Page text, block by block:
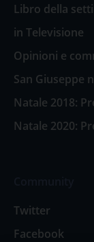
Libro della
in Televisione
Opinioni e
San Giuseppe
Natale 2018:
Natale 2020:
Twitter
Facebook